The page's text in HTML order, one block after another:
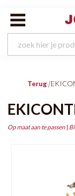
Terug |
Op maat aan te passen |